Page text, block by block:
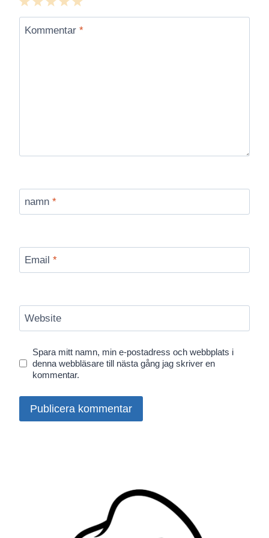
5
Stars
4
Stars
3
Stars
2
Stars
1
Star
Kommentar *
namn *
Email *
Website
Spara mitt namn, min e-postadress och webbplats i
denna webbläsare till nästa gång jag skriver en
kommentar.